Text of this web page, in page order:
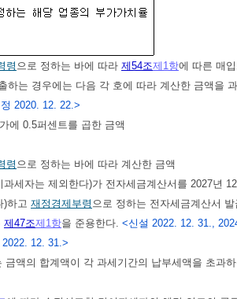
령 으로 정하는 바에 따라 제54조제1항에 따른 매
는 경우에는 다음 각 호에 따라 계산한 금액을
2020. 12. 22.>
에 0.5퍼센트를 곱한 금액
령 으로 정하는 바에 따라 계산한 금액
세자는 제외한다)가 전자세금계산서를 2027년
)하고 재정경제부령 으로 정하는 전자세금계산서
제47조제1항을 준용한다. <신설 2022. 12. 31.,
12. 31.>
금액의 합계액이 각 과세기간의 납부세액을 초과